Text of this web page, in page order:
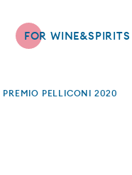
FOR WINE&SPIRITS
PREMIO PELLICONI 2020